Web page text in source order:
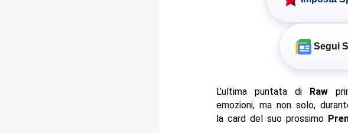
Segui
L’ultima puntata di Raw
emozioni, ma non solo,
la card del suo prossimo